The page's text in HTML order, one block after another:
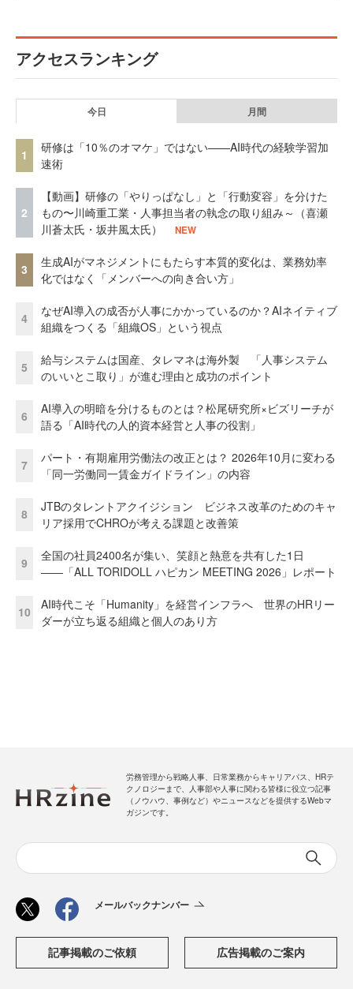
アクセスランキング
今日 月間
1
研修は「10％のオマケ」ではない——AI時代の経験学習加
速術
2
【動画】研修の「やりっぱなし」と「行動変容」を分けた
もの〜川崎重工業・人事担当者の執念の取り組み～（喜瀬
川蒼太氏・坂井風太氏）
NEW
3
生成AIがマネジメントにもたらす本質的変化は、業務効率
化ではなく「メンバーへの向き合い方」
4
なぜAI導入の成否が人事にかかっているのか？AIネイティブ
組織をつくる「組織OS」という視点
5
給与システムは国産、タレマネは海外製 「人事システム
のいいとこ取り」が進む理由と成功のポイント
6
AI導入の明暗を分けるものとは？松尾研究所×ビズリーチが
語る「AI時代の人的資本経営と人事の役割」
7
パート・有期雇用労働法の改正とは？ 2026年10月に変わる
「同一労働同一賃金ガイドライン」の内容
8
JTBのタレントアクイジション ビジネス改革のためのキャ
リア採用でCHROが考える課題と改善策
9
全国の社員2400名が集い、笑顔と熱意を共有した1日
――「ALL TORIDOLL ハピカン MEETING 2026」レポート
10
AI時代こそ「Humanity」を経営インフラへ 世界のHRリー
ダーが立ち返る組織と個人のあり方
労務管理から戦略人事、日常業務からキャリアパス、HRテ
クノロジーまで、人事部や人事に関わる皆様に役立つ記事
（ノウハウ、事例など）やニュースなどを提供するWebマ
ガジンです。
メールバックナンバー
記事掲載のご依頼 広告掲載のご案内